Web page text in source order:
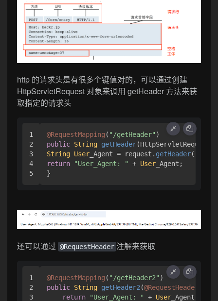
http 的请求头是有很多个键值对的，可以通过创建
HttpServletRequest 对象来调用 getHeader 方法来获
取指定的请求头
1
2
3
4
@RequestMapping ( "/getHeader"
public String getHeader(HttpServletRequest
String User _Agent = request. getHeader(
return
"User_Agent: " + User _Agent;
}
还可以通过 @RequestHeader 注解来获取
1
2
3
@RequestMapping ( "/getHeader2"
public String getHeader2 (@RequestHeader
return
"User_Agent: " + User _Agent;